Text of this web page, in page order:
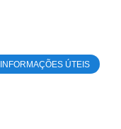
INFORMAÇÕES ÚTEIS